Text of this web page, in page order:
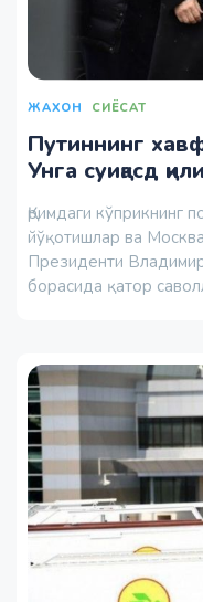
ЖАХОН СИЁСАТ
Путиннинг
Унга суиқасд
Қримдаги кўприкнинг
йўқотишлар ва
Президенти
борасида қатор